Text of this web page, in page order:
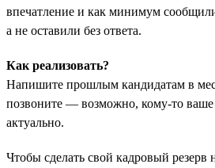
впечатление и как минимум
а не оставили без ответа.
Как реализовать?
Напишите прошлым кандидатам в
позвоните — возможно, кому-то ваше
актуально.
Чтобы сделать свой кадровый резерв